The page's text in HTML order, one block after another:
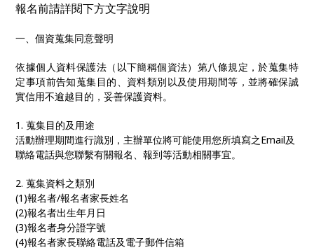
報名前請詳閱下方文字說明
一、個資蒐集同意聲明
依據個人資料保護法（以下簡稱個資法）第八條規定，於蒐集特
定事項前告知蒐集目的、資料類別以及使用期間等，並將確保誠
實信用不逾越目的，妥善保護資料。
1. 蒐集目的及用途
活動辦理期間進行識別，主辦單位將可能使用您所填寫之Email及
聯絡電話與您聯繫有關報名、報到等活動相關事宜。
2. 蒐集資料之類別
(1)報名者/報名者家長姓名
(2)報名者出生年月日
(3)報名者身分證字號
(4)報名者家長聯絡電話及電子郵件信箱